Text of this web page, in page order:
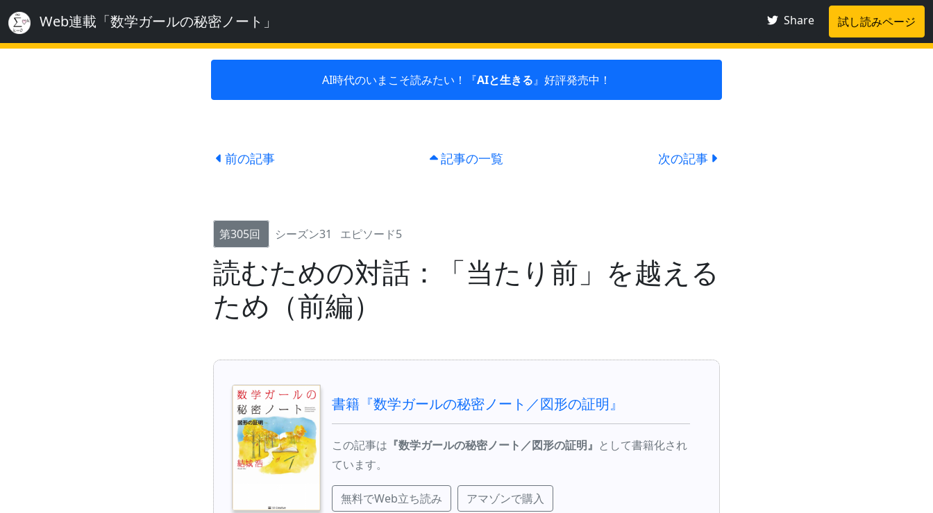
Web連載「数学ガールの秘密ノート」 Share 試し読みページ
AI時代のいまこそ読みたい！『AIと生きる』好評発売中！
前の記事 記事の一覧 次の記事
第305回 シーズン31 エピソード5
読むための対話：「当たり前」を越える
ため（前編）
書籍『数学ガールの秘密ノート／図形の証明』
この記事は 『数学ガールの秘密ノート／図形の証明』 として書籍化され
ています。
無料でWeb立ち読み アマゾンで購入